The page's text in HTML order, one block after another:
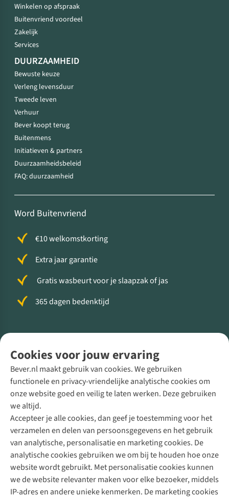
Cookies voor jouw ervaring
Bever.nl maakt gebruik van cookies. We gebruiken
functionele en privacy-vriendelijke analytische cookies om
onze website goed en veilig te laten werken. Deze gebruiken
we altijd.
Accepteer je alle cookies, dan geef je toestemming voor het
verzamelen en delen van persoonsgegevens en het gebruik
van analytische, personalisatie en marketing cookies. De
analytische cookies gebruiken we om bij te houden hoe onze
website wordt gebruikt. Met personalisatie cookies kunnen
we de website relevanter maken voor elke bezoeker, middels
IP-adres en andere unieke kenmerken. De marketing cookies
Winkelen op afspraak
Buitenvriend voordeel
Zakelijk
Services
DUURZAAMHEID
Bewuste keuze
Verleng levensduur
Tweede leven
Verhuur
Bever koopt terug
Buitenmens
Initiatieven & partners
Duurzaamheidsbeleid
FAQ: duurzaamheid
Word Buitenvriend
€10 welkomstkorting
Extra jaar garantie
Gratis wasbeurt voor je slaapzak of jas
365 dagen bedenktijd
Direct advies van een Buitenexpert
+31 (0)85 888 50 88
+31 6 12 28 49 80
Contactformulier